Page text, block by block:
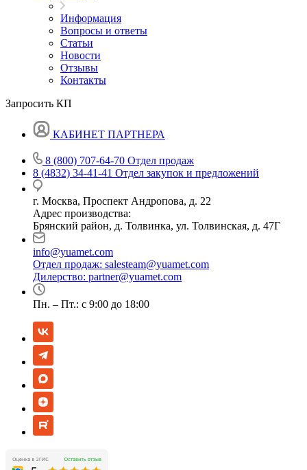
Информация
Вопросы и ответы
Статьи
Новости
Отзывы
Контакты
Запросить КП
КАБИНЕТ ПАРТНЕРА
8 (800) 707-64-70 Отдел продаж
8 (4832) 34-41-41 Отдел закупок и предложений
г. Москва, Проспект Андропова, д. 22
Адрес производства:
Брянский район, д. Толвинка, ул. Толвинская, д. 47Г
info@yuamet.com
Отдел продаж: salesteam@yuamet.com
Дилерство: partner@yuamet.com
Пн. – Пт.: с 9:00 до 18:00